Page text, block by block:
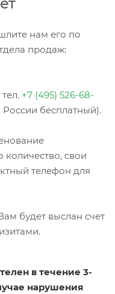
нам его по
продаж:
+7 (495) 526-68-
России бесплатный).
количество, свои
телефон для
будет выслан счет
в течение 3-
нарушения